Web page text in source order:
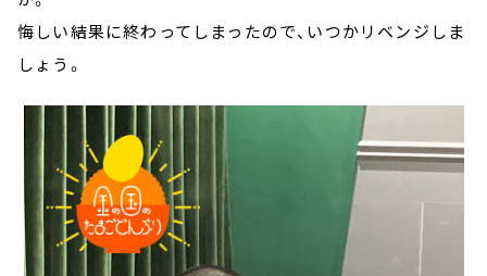
悔しい結果に終わってしまったので、いつかリベンジしま
しょう。